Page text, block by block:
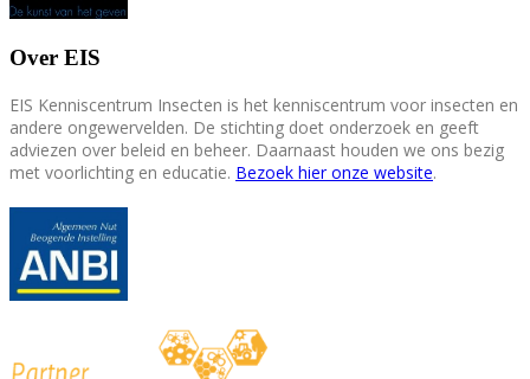
Over EIS
EIS Kenniscentrum Insecten is het kenniscentrum voor insecten en
andere ongewervelden. De stichting doet onderzoek en geeft
adviezen over beleid en beheer. Daarnaast houden we ons bezig
met voorlichting en educatie. Bezoek hier onze website.